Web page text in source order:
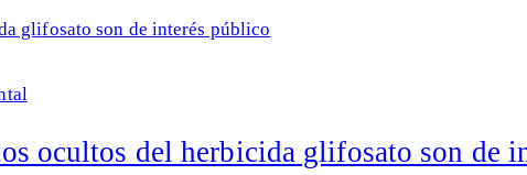
ocultos del herbicida glifosato son de